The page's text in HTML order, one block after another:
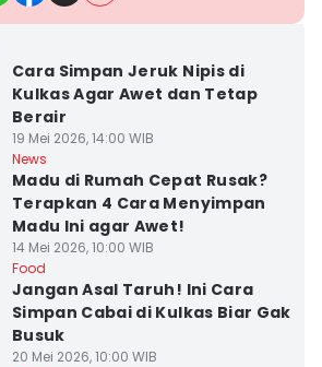
Cara Simpan Jeruk Nipis di
Kulkas Agar Awet dan Tetap
Berair
19 Mei 2026, 14:00 WIB
News
Madu di Rumah Cepat Rusak?
Terapkan 4 Cara Menyimpan
Madu Ini agar Awet!
14 Mei 2026, 10:00 WIB
Food
Jangan Asal Taruh! Ini Cara
Simpan Cabai di Kulkas Biar Gak
Busuk
20 Mei 2026, 10:00 WIB